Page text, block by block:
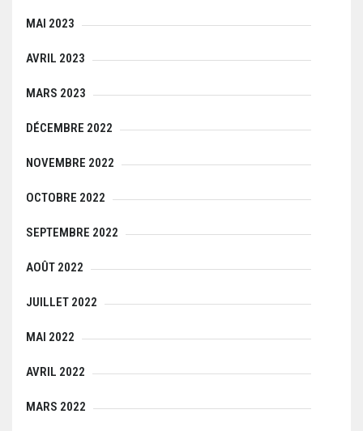
MAI 2023
AVRIL 2023
MARS 2023
DÉCEMBRE 2022
NOVEMBRE 2022
OCTOBRE 2022
SEPTEMBRE 2022
AOÛT 2022
JUILLET 2022
MAI 2022
AVRIL 2022
MARS 2022